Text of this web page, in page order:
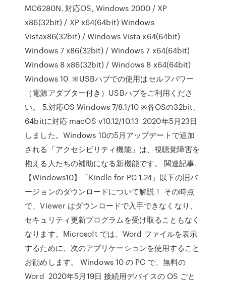
MC6280N. 対応OS, Windows 2000 / XP
x86(32bit) / XP x64(64bit) Windows
Vistax86(32bit) / Windows Vista x64(64bit)
Windows 7 x86(32bit) / Windows 7 x64(64bit)
Windows 8 x86(32bit) / Windows 8 x64(64bit)
Windows 10 ※USBハブでの使用はセルフパワー
（電源アダプター付き）USBハブをご利用くださ
い。 5.対応OS Windows 7/8.1/10 ※各OSの32bit、
64bitに対応 macOS v10.12/10.13 2020年5月23日
しました。Windows 10の5月アップデートで追加
される「アクセシビリティ機能」は、視聴覚障害を
抱える人たちの補助になる新機能です。 関連記事.
【Windows10】「Kindle for PC 1.24」以下の旧バ
ージョンのダウンロードについて解説！ その時点
で、Viewer はダウンロードで入手できなくなり、
セキュリティ更新プログラムを受け取ることもなく
なります。Microsoft では、Word ファイルを表示
するために、次のアプリケーションを使用すること
お勧めします。 Windows 10 の PC で、無料の
Word 2020年5月19日 接続用デバイスの OS ごと